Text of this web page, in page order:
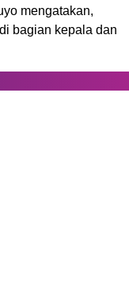
mengatakan,
bagian kepala dan